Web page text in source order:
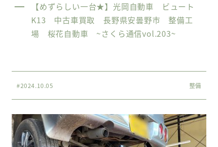
【めずらしい一台★】光岡自動車 ビュート
K13 中古車買取 長野県安曇野市 整備工
場 桜花自動車 ~さくら通信vol.203~
#2024.10.05 整備